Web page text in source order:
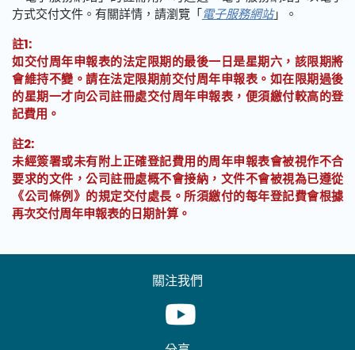
方式交付文件。有關詳情，請瀏覽「電子服務網站」。
註1:
如交付周年申報表的法定限期的最後一日是星期六，該限期將
會維持不變。請在法定限期前交付周年申報表。如在限期過後
的星期一才向公司註冊處交付周年申報表，便須繳付較高的登
記費用。
註2:
未經簽署或未有附上正確登記費用的周年申報表會被視作不合
要求的文件，公司註冊處概不會接納，文件不會被視為已遵從
《公司條例》的規定交付處長。所須繳付的每年登記費會根據
再次交付周年申報表的日期計算。
關注我們
Youtube [This link will pop up in